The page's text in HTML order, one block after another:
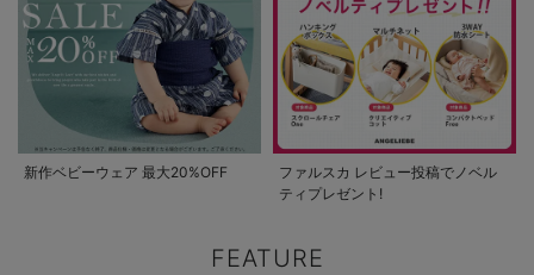
新作ベビーウェア 最大20%OFF
ファルスカ レビュー投稿でノベル
ティプレゼント!
FEATURE